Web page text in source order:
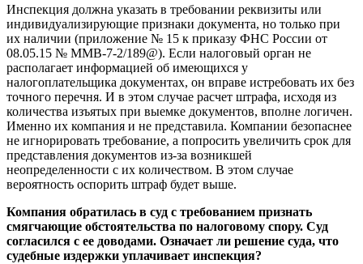
Инспекция должна указать в требовании реквизиты или
индивидуализирующие признаки документа, но только при
их наличии (приложение № 15 к приказу ФНС России от
08.05.15 № ММВ-7-2/189@). Если налоговый орган не
располагает информацией об имеющихся у
налогоплательщика документах, он вправе истребовать их без
точного перечня. И в этом случае расчет штрафа, исходя из
количества изъятых при выемке документов, вполне логичен.
Именно их компания и не представила. Компании безопаснее
не игнорировать требование, а попросить увеличить срок для
представления документов из-за возникшей
неопределенности с их количеством. В этом случае
вероятность оспорить штраф будет выше.
Компания обратилась в суд с требованием признать
смягчающие обстоятельства по налоговому спору. Суд
согласился с ее доводами. Означает ли решение суда, что
судебные издержки уплачивает инспекция?